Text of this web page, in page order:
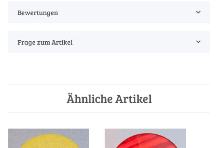
Bewertungen
Frage zum Artikel
Ähnliche Artikel